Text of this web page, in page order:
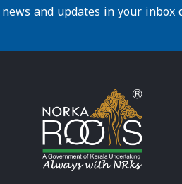
and updates in your inbox